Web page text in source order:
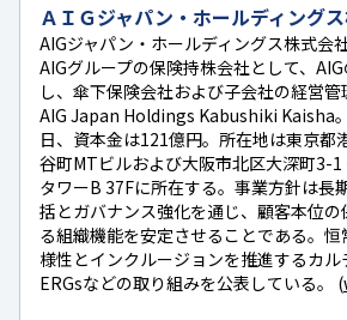
ＡＩＧジャパン・ホールディング
AIGジャパン・ホールディングス株式会
AIGグループの保険持株会社として、
し、傘下保険会社および子会社の経営
AIG Japan Holdings Kabushiki Kaisha
日、資本金は121億円。所在地は東京都
谷町MTビルおよび大阪市北区大深町3-
タワーB 37Fに所在する。事業方針は長
括とガバナンス強化を通じ、顧客本位
る組織機能を安定させることである。
様性とインクルージョンを推進するカル
ERGsなどの取り組みを公表している。 (